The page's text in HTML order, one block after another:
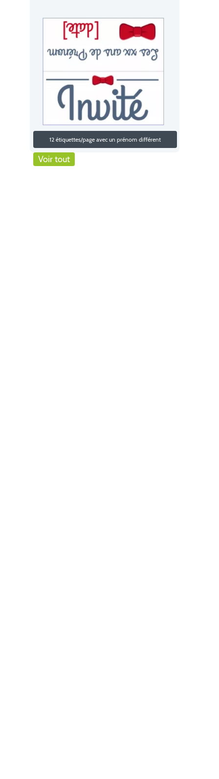
12 étiquettes/page avec un prénom différent
Voir tout